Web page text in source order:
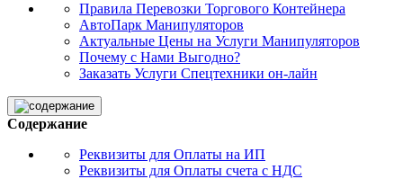
Правила Перевозки Торгового Контейнера
АвтоПарк Манипуляторов
Актуальные Цены на Услуги Манипуляторов
Почему с Нами Выгодно?
Заказать Услуги Спецтехники он-лайн
Содержание
Реквизиты для Оплаты на ИП
Реквизиты для Оплаты счета с НДС